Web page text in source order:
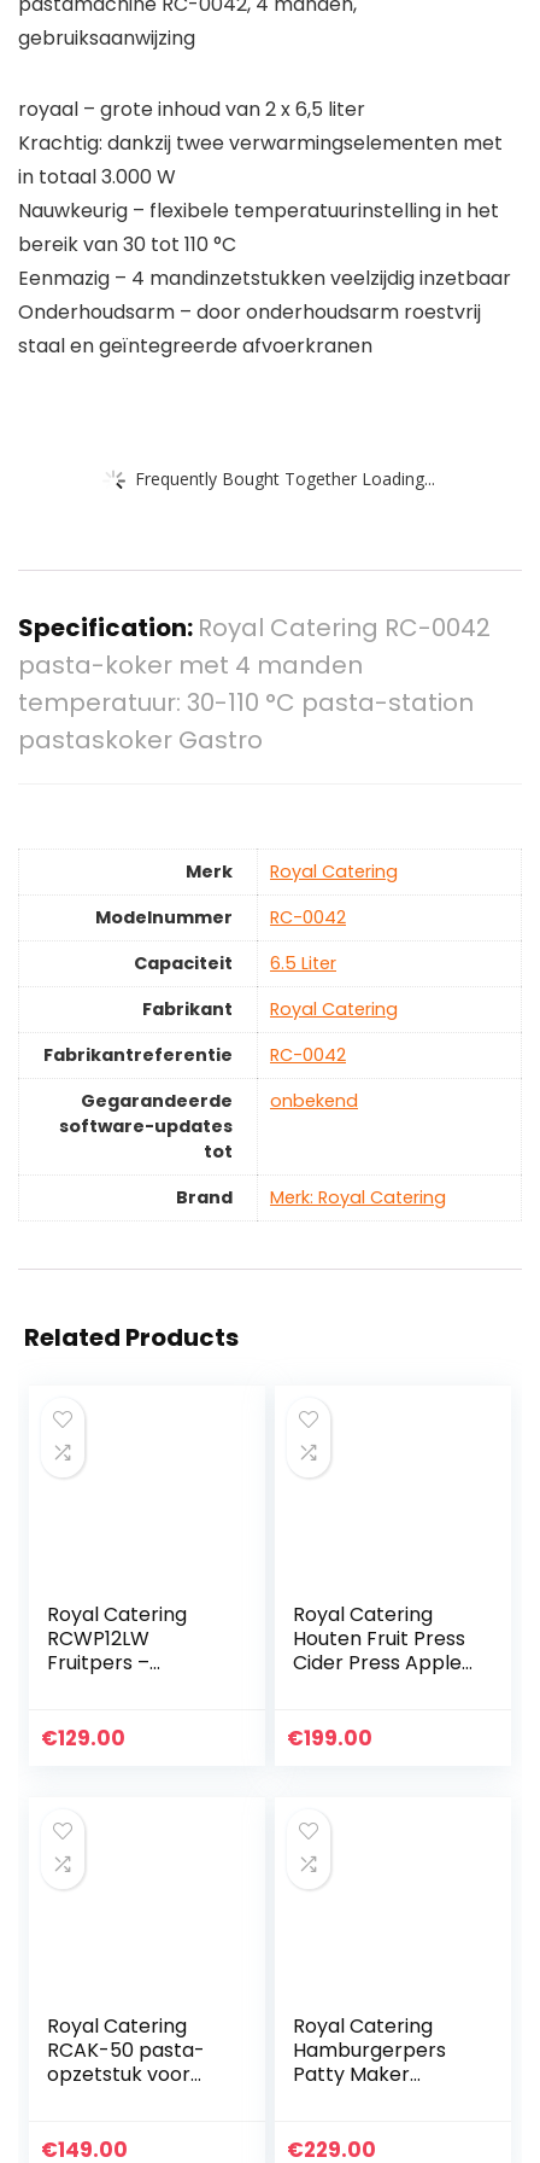
gebruiksaanwijzing
royaal – grote inhoud van 2 x 6,5 liter
Krachtig: dankzij twee verwarmingselementen met
in totaal 3.000 W
Nauwkeurig – flexibele temperatuurinstelling in het
bereik van 30 tot 110 °C
Eenmazig – 4 mandinzetstukken veelzijdig inzetbaar
Onderhoudsarm – door onderhoudsarm roestvrij
staal en geïntegreerde afvoerkranen
Frequently Bought Together Loading...
Specification: Royal Catering RC-0042
pasta-koker met 4 manden
temperatuur: 30-110 °C pasta-station
pastaskoker Gastro
Merk
‎Royal Catering
Modelnummer
‎RC-0042
Capaciteit
‎6.5 Liter
Fabrikant
‎Royal Catering
Fabrikantreferentie
‎RC-0042
Gegarandeerde
software-updates
tot
‎onbekend
Brand Merk: Royal Catering
Related Products
Royal Catering
RCWP12LW
Fruitpers –
blokken, drukplaat
€129.00
Royal Catering
Houten Fruit Press
Cider Press Apple
Accessoires
€199.00
Royal Catering
RCAK-50 pasta-
opzetstuk voor
RCPM-7,1D &
€149.00
Royal Catering
Hamburgerpers
Patty Maker
mm, voor 200 g
€229.00